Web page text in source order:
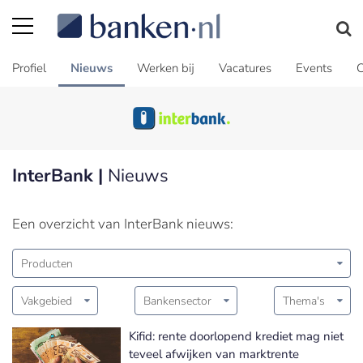
Profiel Nieuws Werken bij Vacatures Events
InterBank | Nieuws
Een overzicht van InterBank nieuws:
Producten
Vakgebied Bankensector Thema's
Kifid: rente doorlopend krediet mag niet
teveel afwijken van marktrente